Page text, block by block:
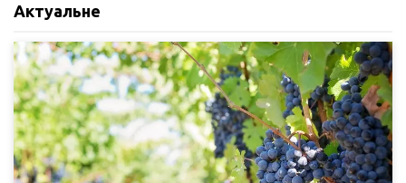
Актуальне